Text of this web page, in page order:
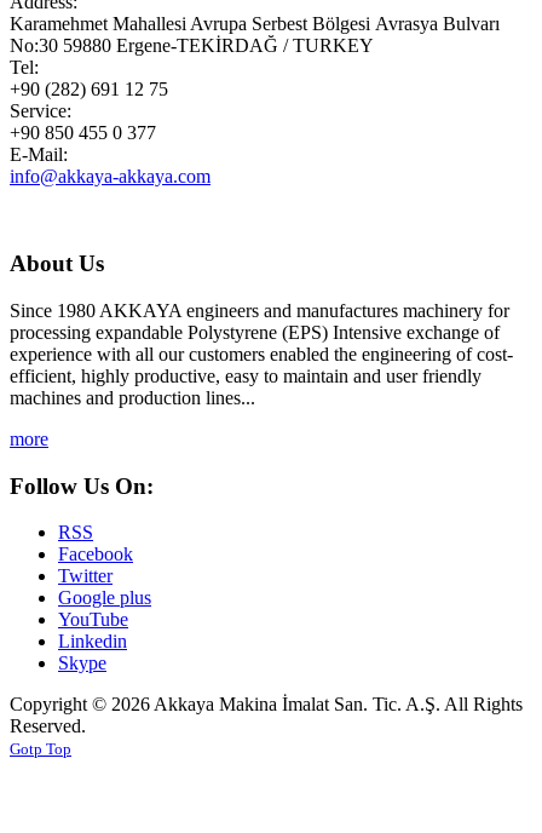
Karamehmet Mahallesi Avrupa Serbest Bölgesi Avrasya Bulvarı
No:30 59880 Ergene-TEKİRDAĞ / TURKEY
Tel:
+90 (282) 691 12 75
Service:
+90 850 455 0 377
E-Mail:
info@akkaya-akkaya.com
About Us
Since 1980 AKKAYA engineers and manufactures machinery for
processing expandable Polystyrene (EPS) Intensive exchange of
experience with all our customers enabled the engineering of cost-
efficient, highly productive, easy to maintain and user friendly
machines and production lines...
more
Follow Us On:
RSS
Facebook
Twitter
Google plus
YouTube
Linkedin
Skype
Copyright © 2026 Akkaya Makina İmalat San. Tic. A.Ş. All Rights
Reserved.
Gotp Top